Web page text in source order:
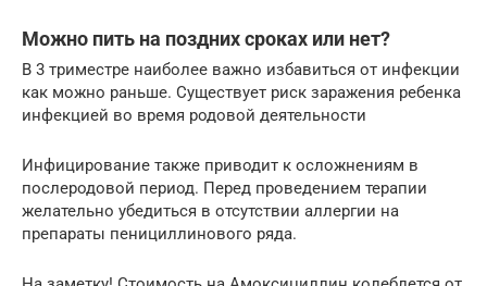
Можно пить на поздних сроках или нет?
В 3 триместре наиболее важно избавиться от инфекции
как можно раньше. Существует риск заражения ребенка
инфекцией во время родовой деятельности
Инфицирование также приводит к осложнениям в
послеродовой период. Перед проведением терапии
желательно убедиться в отсутствии аллергии на
препараты пенициллинового ряда.